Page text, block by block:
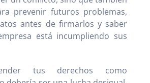
prevenir futuros problemas,
antes de firmarlos y saber
está incumpliendo sus
tus derechos como